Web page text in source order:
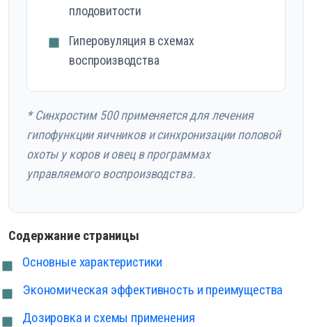
плодовитости
Гиперовуляция в схемах
воспроизводства
* Синхростим 500 применяется для лечения
гипофункции яичников и синхронизации половой
охоты у коров и овец в программах
управляемого воспроизводства.
Содержание страницы
Основные характеристики
Экономическая эффективность и преимущества
Дозировка и схемы применения